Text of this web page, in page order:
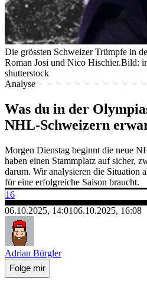
Die grössten Schweizer Trümpfe in
Roman Josi und Nico Hischier.Bild:
shutterstock
Analyse
Was du in der
NHL-Schweizern
Morgen Dienstag beginnt die neue
haben einen Stammplatz auf sicher,
darum. Wir analysieren die Situation
für eine erfolgreiche Saison braucht.
16
06.10.2025, 14:0106.10.2025, 16:08
Adrian Bürgler
Folge mir